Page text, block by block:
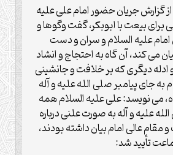
جریان حضور امام علی علیه
برای بیعت با ابوبکر، گفت وگوها و
علیه السلام و سران و دست
می کند، آن گاه به احتجاج و انشاد
ادله دیگری که بر خلافت و جانشینی
به جای پیامبر صلی الله علیه و آله
می نویسد: علی علیه السلام همه
علیه و آله به صورت علنی درباره
عالی امام بیان داشته بودند،
تأیید شد: